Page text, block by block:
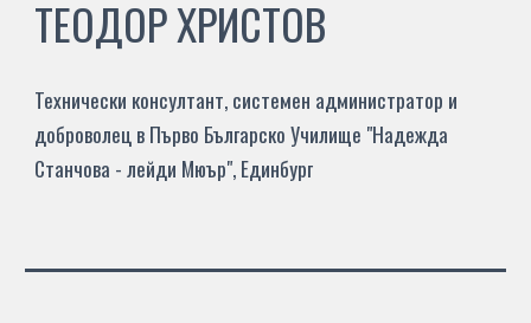
ТЕОДОР ХРИСТОВ
Технически консултант, системен администратор и
доброволец в Първо Българско Училище "Надежда
Станчова - лейди Мюър", Единбург